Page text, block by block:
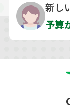
新し
予算